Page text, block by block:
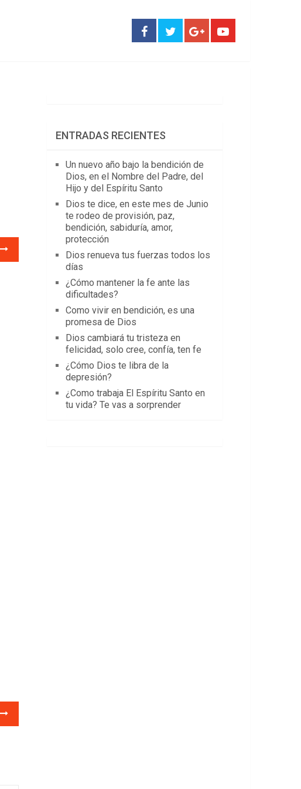
ENTRADAS RECIENTES
Un nuevo año bajo la bendición de
Dios, en el Nombre del Padre, del
Hijo y del Espíritu Santo
Dios te dice, en este mes de Junio
te rodeo de provisión, paz,
bendición, sabiduría, amor,
protección
Dios renueva tus fuerzas todos los
días
¿Cómo mantener la fe ante las
dificultades?
Como vivir en bendición, es una
promesa de Dios
Dios cambiará tu tristeza en
felicidad, solo cree, confía, ten fe
¿Cómo Dios te libra de la
depresión?
¿Como trabaja El Espíritu Santo en
tu vida? Te vas a sorprender